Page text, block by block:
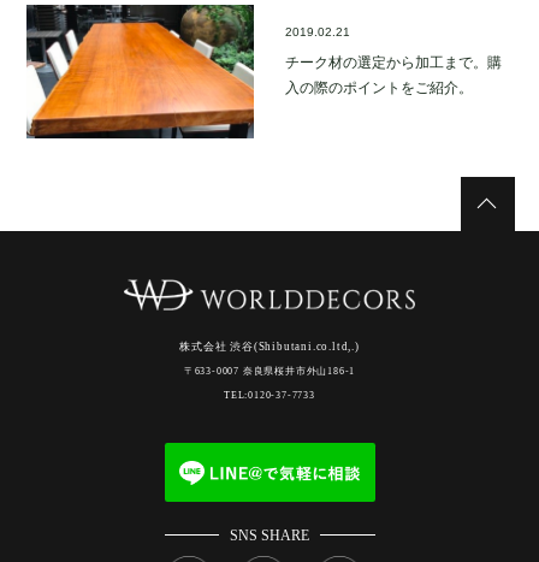
2019.02.21
チーク材の選定から加工まで。購
入の際のポイントをご紹介。
株式会社 渋谷(Shibutani.co.ltd,.)
〒633-0007 奈良県桜井市外山186-1
TEL:0120-37-7733
SNS SHARE